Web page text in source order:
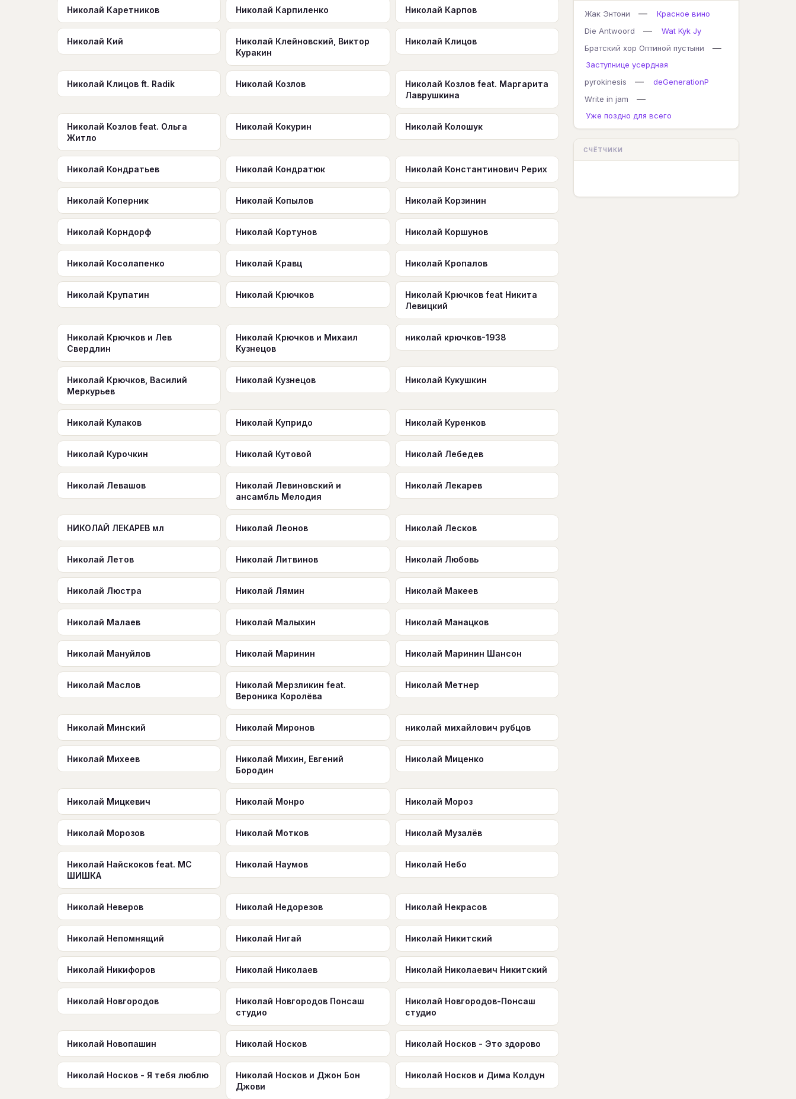
Николай Каретников Николай Карпиленко Николай Карпов
Николай Кий
Николай Клейновский, Виктор
Куракин
Николай Клицов
Николай Клицов ft. Radik Николай Козлов
Николай Козлов feat. Маргарита
Лаврушкина
Николай Козлов feat. Ольга
Житло
Николай Кокурин Николай Колошук
Николай Кондратьев Николай Кондратюк Николай Константинович Рерих
Николай Коперник Николай Копылов Николай Корзинин
Николай Корндорф Николай Кортунов Николай Коршунов
Николай Косолапенко Николай Кравц Николай Кропалов
Николай Крупатин Николай Крючков
Николай Крючков feat Никита
Левицкий
Николай Крючков и Лев
Свердлин
Николай Крючков и Михаил
Кузнецов
николай крючков-1938
Николай Крючков, Василий
Меркурьев
Николай Кузнецов Николай Кукушкин
Николай Кулаков Николай Купридо Николай Куренков
Николай Курочкин Николай Кутовой Николай Лебедев
Николай Левашов
Николай Левиновский и
ансамбль Мелодия
Николай Лекарев
НИКОЛАЙ ЛЕКАРЕВ мл Николай Леонов Николай Лесков
Николай Летов Николай Литвинов Николай Любовь
Николай Люстра Николай Лямин Николай Макеев
Николай Малаев Николай Малыхин Николай Манацков
Николай Мануйлов Николай Маринин Николай Маринин Шансон
Николай Маслов
Николай Мерзликин feat.
Вероника Королёва
Николай Метнер
Николай Минский Николай Миронов николай михайлович рубцов
Николай Михеев
Николай Михин, Евгений
Бородин
Николай Миценко
Николай Мицкевич Николай Монро Николай Мороз
Николай Морозов Николай Мотков Николай Музалёв
Николай Найскоков feat. МС
ШИШКА
Николай Наумов Николай Небо
Николай Неверов Николай Недорезов Николай Некрасов
Николай Непомнящий Николай Нигай Николай Никитский
Николай Никифоров Николай Николаев Николай Николаевич Никитский
Николай Новгородов
Николай Новгородов Понсаш
студио
Николай Новгородов-Понсаш
студио
Николай Новопашин Николай Носков Николай Носков - Это здорово
Николай Носков - Я тебя люблю
Николай Носков и Джон Бон
Джови
Николай Носков и Дима Колдун
Жак Энтони —
Красное вино
Die Antwoord
—
Wat Kyk Jy
Братский хор Оптиной пустыни
—
Заступнице усердная
pyrokinesis
—
deGenerationP
Write in jam
—
Уже поздно для всего
СЧЁТЧИКИ